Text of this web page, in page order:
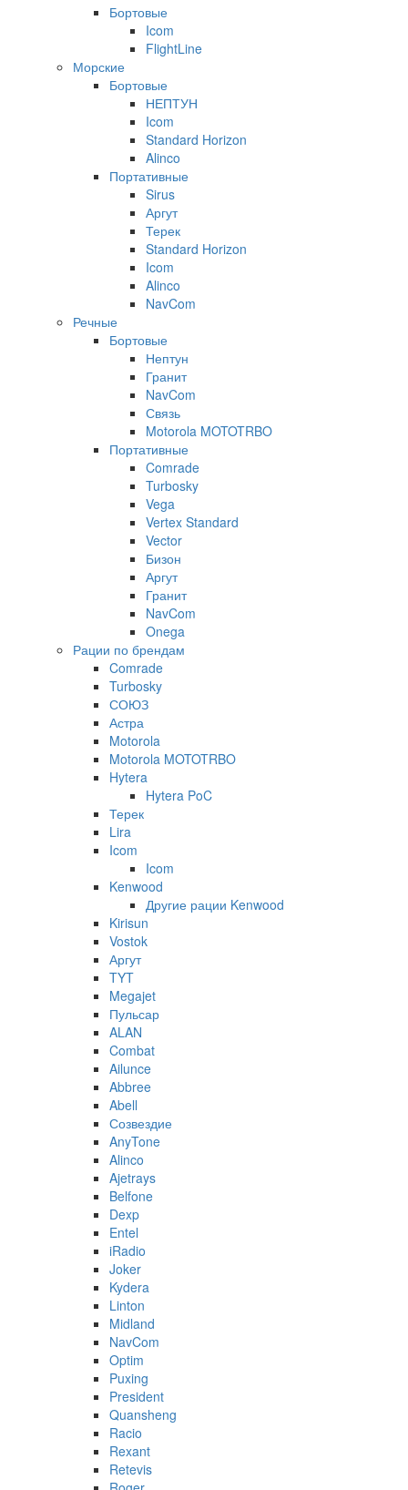
Бортовые
Icom
FlightLine
Морские
Бортовые
НЕПТУН
Icom
Standard Horizon
Alinco
Портативные
Sirus
Аргут
Терек
Standard Horizon
Icom
Alinco
NavCom
Речные
Бортовые
Нептун
Гранит
NavCom
Связь
Motorola MOTOTRBO
Портативные
Comrade
Turbosky
Vega
Vertex Standard
Vector
Бизон
Аргут
Гранит
NavCom
Onega
Рации по брендам
Comrade
Turbosky
СОЮЗ
Астра
Motorola
Motorola MOTOTRBO
Hytera
Hytera PoC
Терек
Lira
Icom
Icom
Kenwood
Другие рации Kenwood
Kirisun
Vostok
Аргут
TYT
Megajet
Пульсар
ALAN
Combat
Ailunce
Abbree
Abell
Созвездие
AnyTone
Alinco
Ajetrays
Belfone
Dexp
Entel
iRadio
Joker
Kydera
Linton
Midland
NavCom
Optim
Puxing
President
Quansheng
Racio
Rexant
Retevis